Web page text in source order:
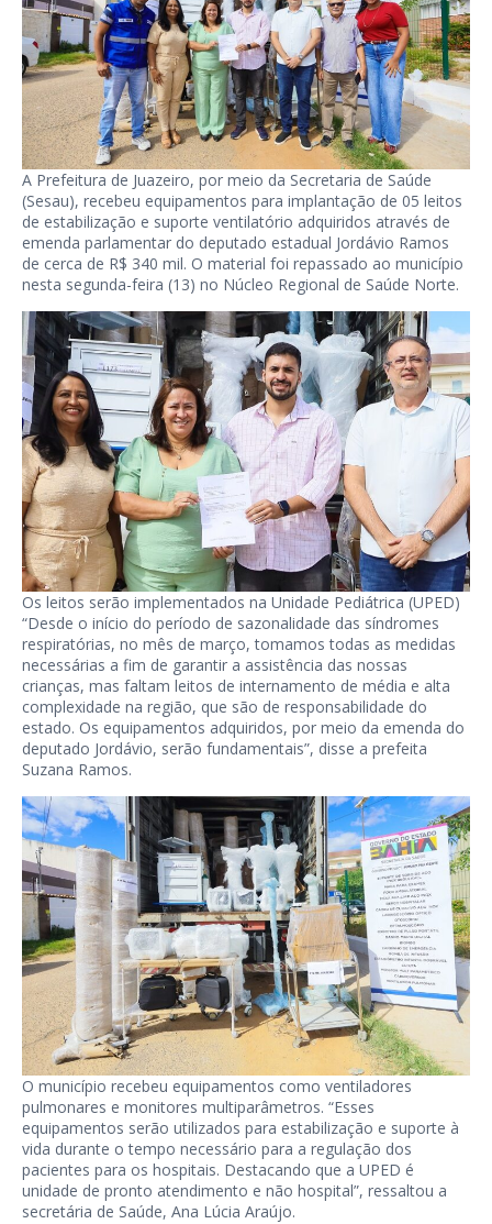
A Prefeitura de Juazeiro, por meio da Secretaria de Saúde
(Sesau), recebeu equipamentos para implantação de 05 leitos
de estabilização e suporte ventilatório adquiridos através de
emenda parlamentar do deputado estadual Jordávio Ramos
de cerca de R$ 340 mil. O material foi repassado ao município
nesta segunda-feira (13) no Núcleo Regional de Saúde Norte.
Os leitos serão implementados na Unidade Pediátrica (UPED)
“Desde o início do período de sazonalidade das síndromes
respiratórias, no mês de março, tomamos todas as medidas
necessárias a fim de garantir a assistência das nossas
crianças, mas faltam leitos de internamento de média e alta
complexidade na região, que são de responsabilidade do
estado. Os equipamentos adquiridos, por meio da emenda do
deputado Jordávio, serão fundamentais”, disse a prefeita
Suzana Ramos.
O município recebeu equipamentos como ventiladores
pulmonares e monitores multiparâmetros. “Esses
equipamentos serão utilizados para estabilização e suporte à
vida durante o tempo necessário para a regulação dos
pacientes para os hospitais. Destacando que a UPED é
unidade de pronto atendimento e não hospital”, ressaltou a
secretária de Saúde, Ana Lúcia Araújo.